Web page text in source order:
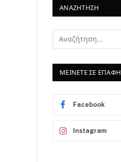
ΑΝΑΖΗΤΗΣΗ
ΜΕΙΝΕΤΕ ΣΕ ΕΠΑΦΗ
Facebook
Instagram